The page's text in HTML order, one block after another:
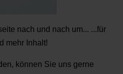
nach und nach um... ...für
mehr Inhalt!
können Sie uns gerne